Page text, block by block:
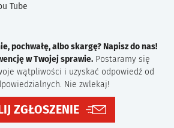
Tube
pochwałę, albo skargę? Napisz do nas!
w Twojej sprawie. Postaramy się
wątpliwości i uzyskać odpowiedź od
Nie zwlekaj!
ZGŁOSZENIE